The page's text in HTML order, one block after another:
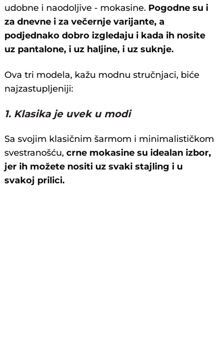
udobne i naodoljive - mokasine. Pogodne su i
za dnevne i za večernje varijante, a
podjednako dobro izgledaju i kada ih nosite
uz pantalone, i uz haljine, i uz suknje.
Ova tri modela, kažu modnu stručnjaci, biće
najzastupljeniji:
1. Klasika je uvek u modi
Sa svojim klasičnim šarmom i minimalističkom
svestranošću, crne mokasine su idealan izbor,
jer ih možete nositi uz svaki stajling i u
svakoj prilici.